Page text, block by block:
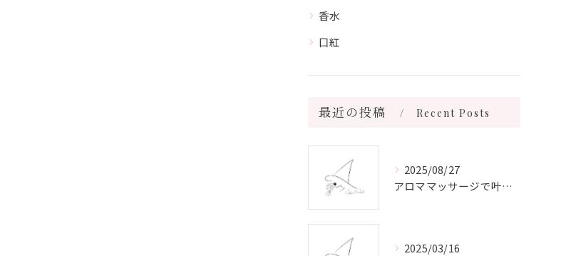
香水
口紅
最近の投稿 Recent Posts
2025/08/27
アロママッサージで叶える心身リラックスと健康維持の新習慣ガイド
2025/03/16